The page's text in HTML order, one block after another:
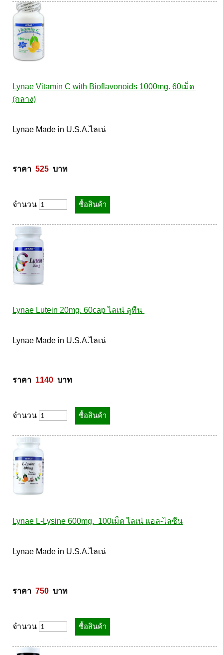
Lynae Vitamin C with Bioflavonoids 1000mg. 60เม็ด
(กลาง)
Lynae Made in U.S.A.ไลเน่
ราคา 525
  บาท
จำนวน
Lynae Lutein 20mg. 60cap ไลเน่ ลูทีน
Lynae Made in U.S.A.ไลเน่
ราคา 1140
  บาท
จำนวน
Lynae L-Lysine 600mg.  100เม็ด ไลเน่ แอล-ไลซีน
Lynae Made in U.S.A.ไลเน่
ราคา 750
  บาท
จำนวน